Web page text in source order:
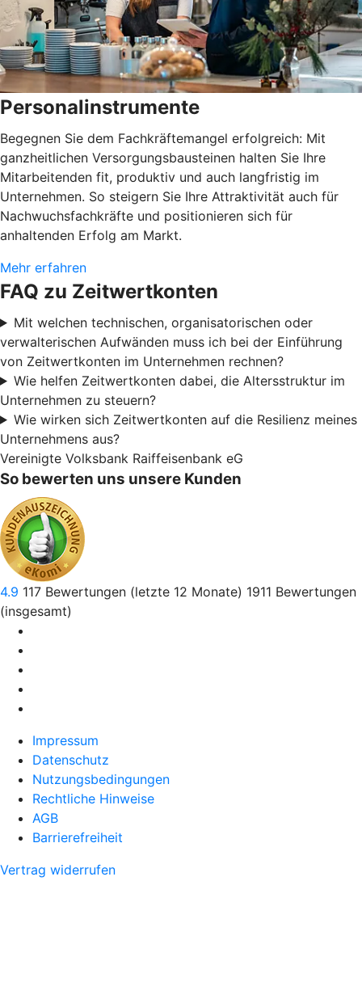
Personalinstrumente
Begegnen Sie dem Fachkräftemangel erfolgreich: Mit
ganzheitlichen Versorgungsbausteinen halten Sie Ihre
Mitarbeitenden fit, produktiv und auch langfristig im
Unternehmen. So steigern Sie Ihre Attraktivität auch für
Nachwuchsfachkräfte und positionieren sich für
anhaltenden Erfolg am Markt.
Mehr erfahren
FAQ zu Zeitwertkonten
Mit welchen technischen, organisatorischen oder
verwalterischen Aufwänden muss ich bei der Einführung
von Zeitwertkonten im Unternehmen rechnen?
Wie helfen Zeitwertkonten dabei, die Altersstruktur im
Unternehmen zu steuern?
Wie wirken sich Zeitwertkonten auf die Resilienz meines
Unternehmens aus?
Vereinigte Volksbank Raiffeisenbank eG
So bewerten uns unsere Kunden
4.9 117 Bewertungen (letzte 12 Monate) 1911 Bewertungen
(insgesamt)
Impressum
Datenschutz
Nutzungsbedingungen
Rechtliche Hinweise
AGB
Barrierefreiheit
Vertrag widerrufen